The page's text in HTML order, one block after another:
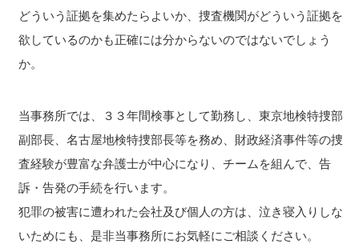
どういう証拠を集めたらよいか、捜査機関がどういう証拠を
欲しているのかも正確には分からないのではないでしょう
か。
当事務所では、３３年間検事として勤務し、東京地検特捜部
副部長、名古屋地検特捜部長等を務め、財政経済事件等の捜
査経験が豊富な弁護士が中心になり、チームを組んで、告
訴・告発の手続を行います。
犯罪の被害に遭われた会社及び個人の方は、泣き寝入りしな
いためにも、是非当事務所にお気軽にご相談ください。